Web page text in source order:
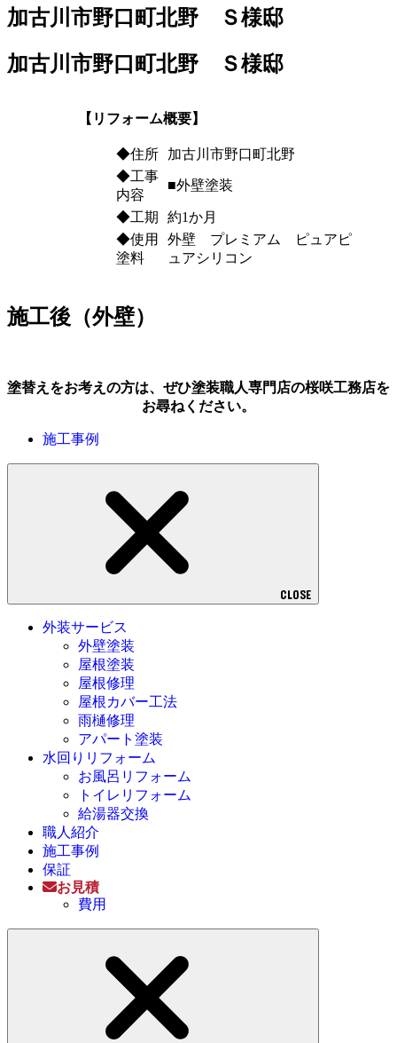
加古川市野口町北野 Ｓ様邸
加古川市野口町北野 Ｓ様邸
【リフォーム概要】
◆住所
加古川市野口町北野
◆工事
内容
■外壁塗装
◆工期
約1か月
◆使用
塗料
外壁 プレミアム ピュアピ
ュアシリコン
施工後（外壁）
塗替えをお考えの方は、ぜひ塗装職人専門店の桜咲工務店を
お尋ねください。
施工事例
CLOSE
外装サービス
外壁塗装
屋根塗装
屋根修理
屋根カバー工法
雨樋修理
アパート塗装
水回りリフォーム
お風呂リフォーム
トイレリフォーム
給湯器交換
職人紹介
施工事例
保証
お見積
費用